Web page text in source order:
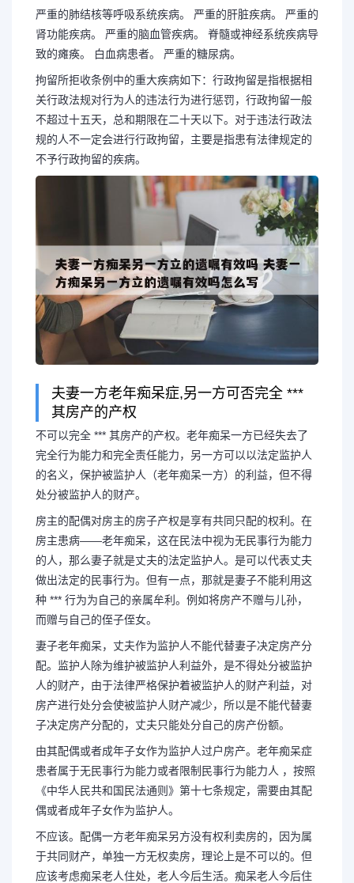
严重的肺结核等呼吸系统疾病。 严重的肝脏疾病。 严重的
肾功能疾病。 严重的脑血管疾病。 脊髓或神经系统疾病导
致的瘫痪。 白血病患者。 严重的糖尿病。
拘留所拒收条例中的重大疾病如下：行政拘留是指根据相
关行政法规对行为人的违法行为进行惩罚，行政拘留一般
不超过十五天，总和期限在二十天以下。对于违法行政法
规的人不一定会进行行政拘留，主要是指患有法律规定的
不予行政拘留的疾病。
夫妻一方老年痴呆症,另一方可否完全 ***
其房产的产权
不可以完全 *** 其房产的产权。老年痴呆一方已经失去了
完全行为能力和完全责任能力，另一方可以以法定监护人
的名义，保护被监护人（老年痴呆一方）的利益，但不得
处分被监护人的财产。
房主的配偶对房主的房子产权是享有共同只配的权利。在
房主患病——老年痴呆，这在民法中视为无民事行为能力
的人，那么妻子就是丈夫的法定监护人。是可以代表丈夫
做出法定的民事行为。但有一点，那就是妻子不能利用这
种 *** 行为为自己的亲属牟利。例如将房产不赠与儿孙，
而赠与自己的侄子侄女。
妻子老年痴呆，丈夫作为监护人不能代替妻子决定房产分
配。监护人除为维护被监护人利益外，是不得处分被监护
人的财产，由于法律严格保护着被监护人的财产利益，对
房产进行处分会使被监护人财产减少，所以是不能代替妻
子决定房产分配的，丈夫只能处分自己的房产份额。
由其配偶或者成年子女作为监护人过户房产。老年痴呆症
患者属于无民事行为能力或者限制民事行为能力人 ，按照
《中华人民共和国民法通则》第十七条规定，需要由其配
偶或者成年子女作为监护人。
不应该。配偶一方老年痴呆另方没有权利卖房的，因为属
于共同财产，单独一方无权卖房，理论上是不可以的。但
应该考虑痴呆老人住处，老人今后生活。痴呆老人今后住